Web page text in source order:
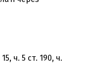
ч. 5 ст. 190, ч.